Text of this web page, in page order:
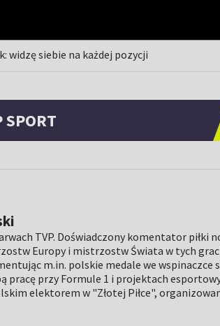
widzę siebie na każdej pozycji
SPORT
TVP. Doświadczony komentator piłki
Europy i mistrzostw Świata w tych
m.in. polskie medale we wspinaczce
pracę przy Formule 1 i projektach
elektorem w "Złotej Piłce",